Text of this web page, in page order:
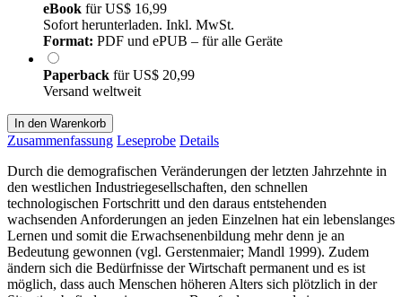
eBook fürUS$ 16,99
Sofort herunterladen. Inkl. MwSt.
Format: PDF und ePUB – für alle Geräte
Paperback fürUS$ 20,99
Versand weltweit
In den Warenkorb
Zusammenfassung Leseprobe Details
Durch die demografischen Veränderungen der letzten Jahrzehnte in
den westlichen Industriegesellschaften, den schnellen
technologischen Fortschritt und den daraus entstehenden
wachsenden Anforderungen an jeden Einzelnen hat ein lebenslanges
Lernen und somit die Erwachsenenbildung mehr denn je an
Bedeutung gewonnen (vgl. Gerstenmaier; Mandl 1999). Zudem
ändern sich die Bedürfnisse der Wirtschaft permanent und es ist
möglich, dass auch Menschen höheren Alters sich plötzlich in der